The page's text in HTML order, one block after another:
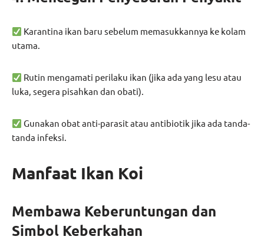
Karantina ikan baru sebelum memasukkannya ke kolam
utama.
Rutin mengamati perilaku ikan (jika ada yang lesu atau
luka, segera pisahkan dan obati).
Gunakan obat anti-parasit atau antibiotik jika ada tanda-
tanda infeksi.
Manfaat Ikan Koi
Membawa Keberuntungan dan
Simbol Keberkahan